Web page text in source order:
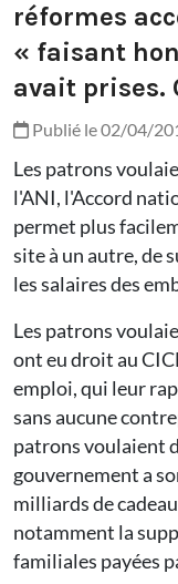
réformes
« faisant
avait prises.
Publié le 02/04/
Les patrons
l'ANI, l'Accord
permet plus
site à un autre, de
les salaires des
Les patrons
ont eu droit au
emploi, qui leur
sans aucune
patrons voulaient
gouvernement a
milliards de
notamment la
familiales payées